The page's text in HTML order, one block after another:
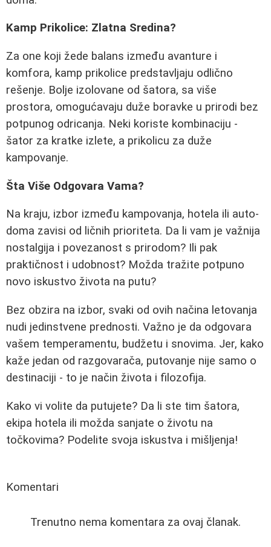
Kamp Prikolice: Zlatna Sredina?
Za one koji žede balans između avanture i
komfora, kamp prikolice predstavljaju odlično
rešenje. Bolje izolovane od šatora, sa više
prostora, omogućavaju duže boravke u prirodi bez
potpunog odricanja. Neki koriste kombinaciju -
šator za kratke izlete, a prikolicu za duže
kampovanje.
Šta Više Odgovara Vama?
Na kraju, izbor između kampovanja, hotela ili auto-
doma zavisi od ličnih prioriteta. Da li vam je važnija
nostalgija i povezanost s prirodom? Ili pak
praktičnost i udobnost? Možda tražite potpuno
novo iskustvo života na putu?
Bez obzira na izbor, svaki od ovih načina letovanja
nudi jedinstvene prednosti. Važno je da odgovara
vašem temperamentu, budžetu i snovima. Jer, kako
kaže jedan od razgovarača, putovanje nije samo o
destinaciji - to je način života i filozofija.
Kako vi volite da putujete? Da li ste tim šatora,
ekipa hotela ili možda sanjate o životu na
točkovima? Podelite svoja iskustva i mišljenja!
Komentari
Trenutno nema komentara za ovaj članak.